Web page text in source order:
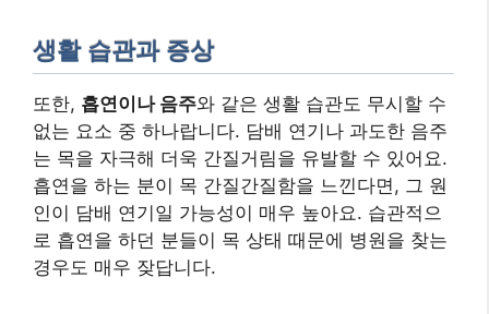
생활 습관과 증상
또한, 흡연이나 음주와 같은 생활 습관도 무시할 수
없는 요소 중 하나랍니다. 담배 연기나 과도한 음주
는 목을 자극해 더욱 간질거림을 유발할 수 있어요.
흡연을 하는 분이 목 간질간질함을 느낀다면, 그 원
인이 담배 연기일 가능성이 매우 높아요. 습관적으
로 흡연을 하던 분들이 목 상태 때문에 병원을 찾는
경우도 매우 잦답니다.